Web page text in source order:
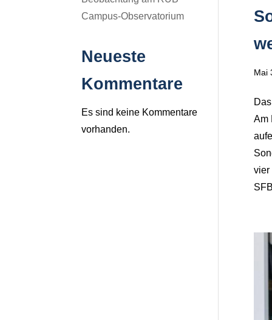
Mai
Am
vier
Campus-Observatorium
Neueste
Kommentare
Es sind keine Kommentare
vorhanden.